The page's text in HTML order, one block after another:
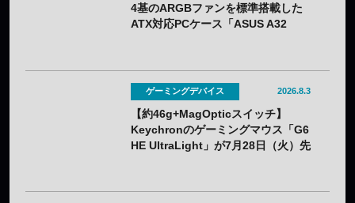
4基のARGBファンを標準搭載した
ATX対応PCケース「ASUS A32
ゲーミングデバイス 2026.8.3
【約46g+MagOpticスイッチ】
Keychronのゲーミングマウス「G6
HE UltraLight」が7月28日（火）先